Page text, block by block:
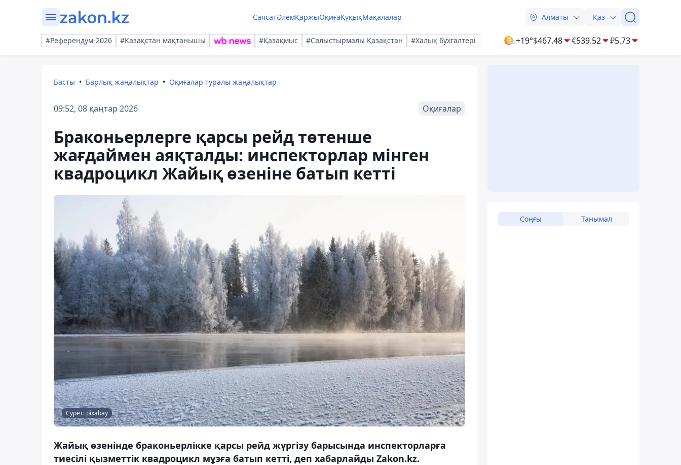
СаясатӘлемҚаржыОқиғаҚұқықМақалалар Алматы Қаз
#Референдум-2026 #Қазақстан мақтанышы #Қазақмыс #Салыстырмалы Қазақстан #Халық бухгалтері +19°$467.48 €539.52 ₽5.73
Басты Барлық жаңалықтар Оқиғалар туралы жаңалықтар
09:52, 08 қаңтар 2026 Оқиғалар
Браконьерлерге қарсы рейд төтенше
жағдаймен аяқталды: инспекторлар мінген
квадроцикл Жайық өзеніне батып кетті
Сурет: pixabay
Жайық өзенінде браконьерлікке қарсы рейд жүргізу барысында инспекторларға
тиесілі қызметтік квадроцикл мұзға батып кетті, деп хабарлайды Zakon.kz.
Соңғы Танымал